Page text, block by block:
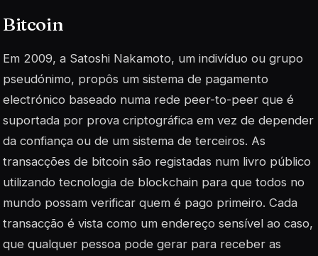
Bitcoin
Em 2009, a Satoshi Nakamoto, um indivíduo ou grupo
pseudónimo, propôs um sistema de pagamento
electrónico baseado numa rede peer-to-peer que é
suportada por prova criptográfica em vez de depender
da confiança ou de um sistema de terceiros. As
transacções de bitcoin são registadas num livro público
utilizando tecnologia de blockchain para que todos no
mundo possam verificar quem é pago primeiro. Cada
transacção é vista como um endereço sensível ao caso,
que qualquer pessoa pode gerar para receber as